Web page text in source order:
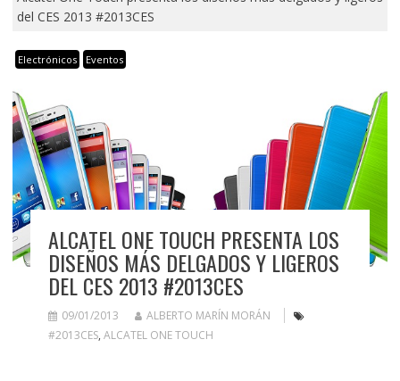
del CES 2013 #2013CES
Electrónicos Eventos
ALCATEL ONE TOUCH PRESENTA LOS
DISEÑOS MÁS DELGADOS Y LIGEROS
DEL CES 2013 #2013CES
09/01/2013
ALBERTO MARÍN MORÁN
#2013CES, ALCATEL ONE TOUCH